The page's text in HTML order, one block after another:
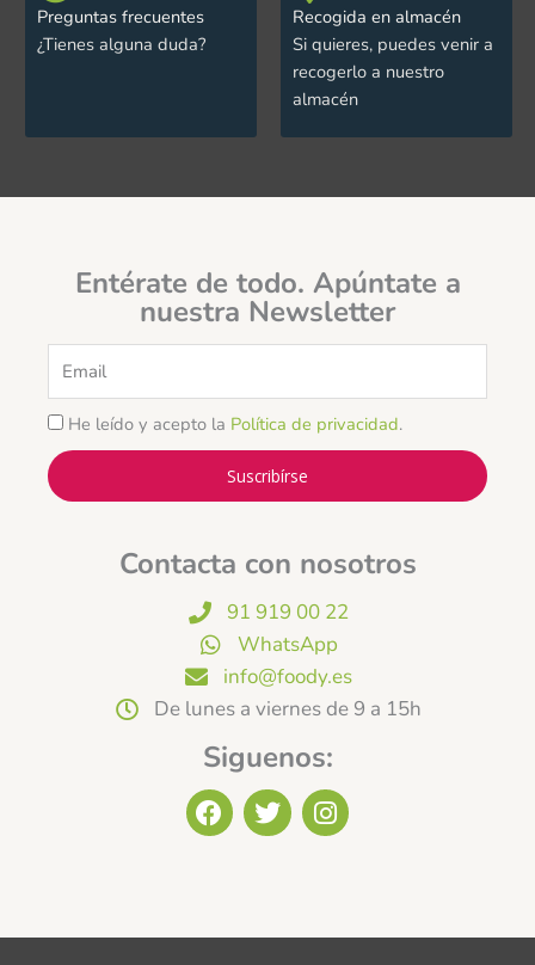
Preguntas frecuentes
¿Tienes alguna duda?
Recogida en almacén
Si quieres, puedes venir a
recogerlo a nuestro
almacén
Entérate de todo. Apúntate a
nuestra Newsletter
He leído y acepto la Política de privacidad.
Suscribírse
Contacta con nosotros
91 919 00 22
WhatsApp
info@foody.es
De lunes a viernes de 9 a 15h
Siguenos:
F
a
o
T
w
e
I
n
g